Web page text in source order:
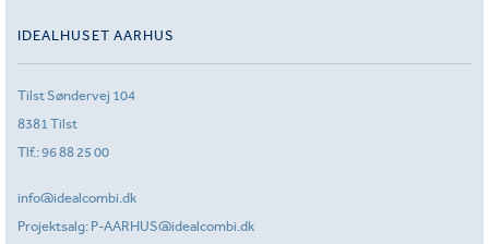
IDEALHUSET AARHUS
Tilst Søndervej 104
8381 Tilst
Tlf.:96 88 25 00
info@idealcombi.dk
Projektsalg: P-AARHUS@idealcombi.dk